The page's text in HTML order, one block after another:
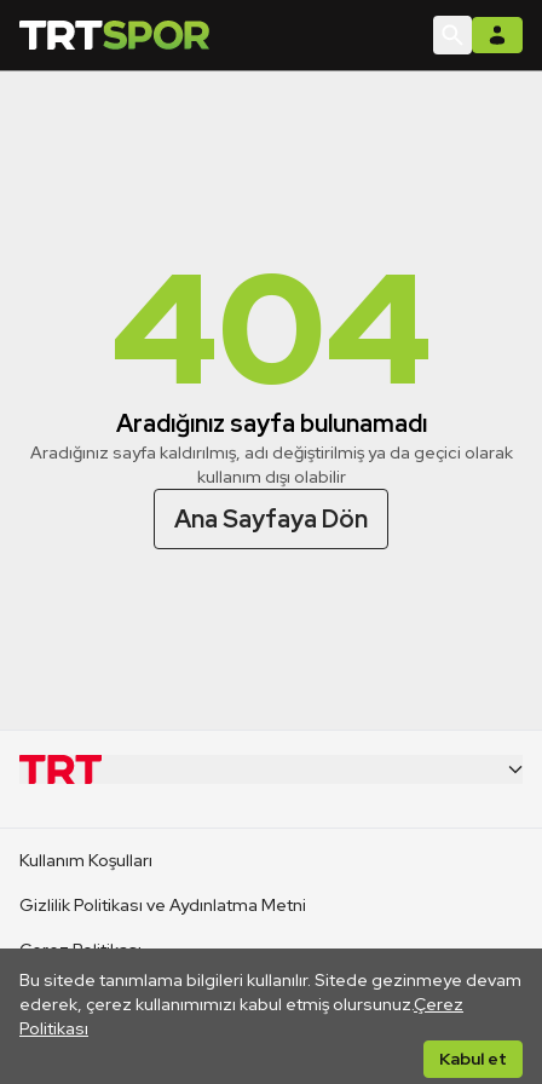
404
Aradığınız sayfa bulunamadı
Aradığınız sayfa kaldırılmış, adı değiştirilmiş ya da geçici olarak
kullanım dışı olabilir
Ana Sayfaya Dön
Bu sitede tanımlama bilgileri kullanılır. Sitede gezinmeye devam
ederek, çerez kullanımımızı kabul etmiş olursunuz.Çerez
Politikası
Kabul et
CANLI YAYINLAR
Kullanım Koşulları
Gizlilik Politikası ve Aydınlatma Metni
Çerez Politikası
İletişim
Her hakkı saklıdır. ©2026 TRT. Bağlantı yoluyla gidilen dış